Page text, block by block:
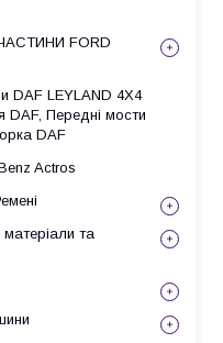
FORD
DAF LEYLAND 4X4
DAF, Передні мости
DAF
Actros
матеріали та